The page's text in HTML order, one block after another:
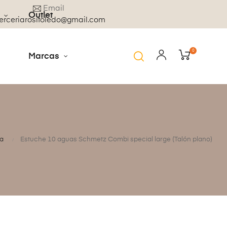
Email
Outlet
Marcas
0
Estuche 10 aguas Schmetz Combi special large (Talón plano)